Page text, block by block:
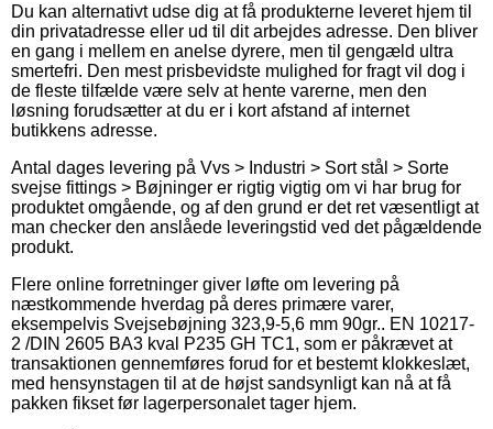
Du kan alternativt udse dig at få produkterne leveret hjem til
din privatadresse eller ud til dit arbejdes adresse. Den bliver
en gang i mellem en anelse dyrere, men til gengæld ultra
smertefri. Den mest prisbevidste mulighed for fragt vil dog i
de fleste tilfælde være selv at hente varerne, men den
løsning forudsætter at du er i kort afstand af internet
butikkens adresse.
Antal dages levering på Vvs > Industri > Sort stål > Sorte
svejse fittings > Bøjninger er rigtig vigtig om vi har brug for
produktet omgående, og af den grund er det ret væsentligt at
man checker den anslåede leveringstid ved det pågældende
produkt.
Flere online forretninger giver løfte om levering på
næstkommende hverdag på deres primære varer,
eksempelvis Svejsebøjning 323,9-5,6 mm 90gr.. EN 10217-
2 /DIN 2605 BA3 kval P235 GH TC1, som er påkrævet at
transaktionen gennemføres forud for et bestemt klokkeslæt,
med hensynstagen til at de højst sandsynligt kan nå at få
pakken fikset før lagerpersonalet tager hjem.